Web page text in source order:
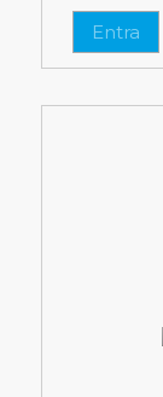
Entra